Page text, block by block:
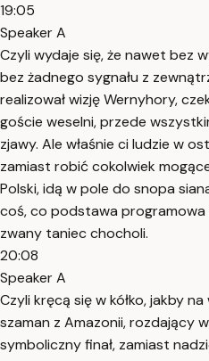
19:05
Speaker A
Czyli wydaje się, że nawet bez
bez żadnego sygnału z
realizował wizję Wernyhory,
goście weselni, przede
zjawy. Ale właśnie ci ludzie w
zamiast robić cokolwiek
Polski, idą w pole do snopa
coś, co podstawa
zwany taniec chocholi.
20:08
Speaker A
Czyli kręcą się w kółko, jakby
szaman z Amazonii, rozdający
symboliczny finał, zamiast